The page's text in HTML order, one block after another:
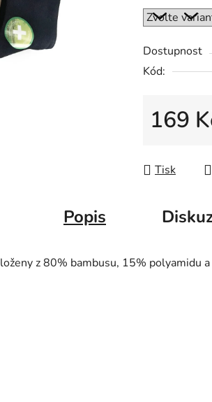
Dostupnost
Kód:
169
Tisk
Popis
z 80% bambusu, 15% polyamidu